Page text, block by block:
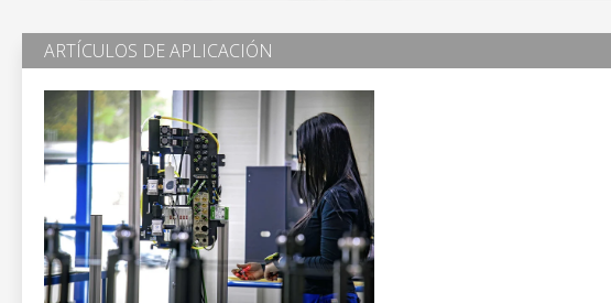
ARTÍCULOS DE APLICACIÓN